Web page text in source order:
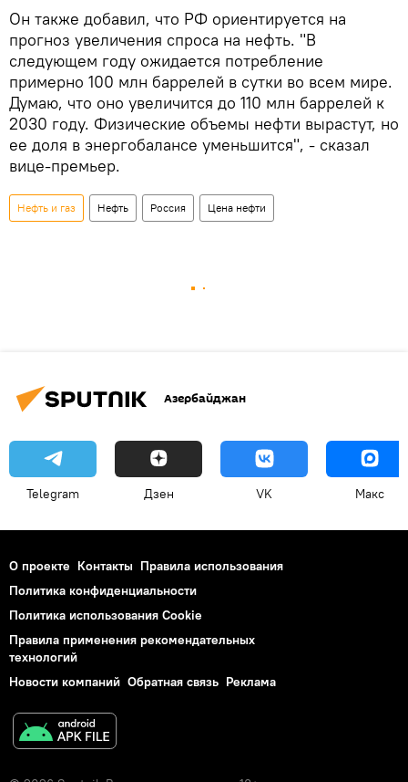
Он также добавил, что РФ ориентируется на
прогноз увеличения спроса на нефть. "В
следующем году ожидается потребление
примерно 100 млн баррелей в сутки во всем мире.
Думаю, что оно увеличится до 110 млн баррелей к
2030 году. Физические объемы нефти вырастут, но
ее доля в энергобалансе уменьшится", - сказал
вице-премьер.
Нефть и газ Нефть Россия Цена нефти
Азербайджан
Telegram Дзен VK Макс
О проекте Контакты Правила использования
Политика конфиденциальности
Политика использования Cookie
Правила применения рекомендательных
технологий
Новости компаний Обратная связь Реклама